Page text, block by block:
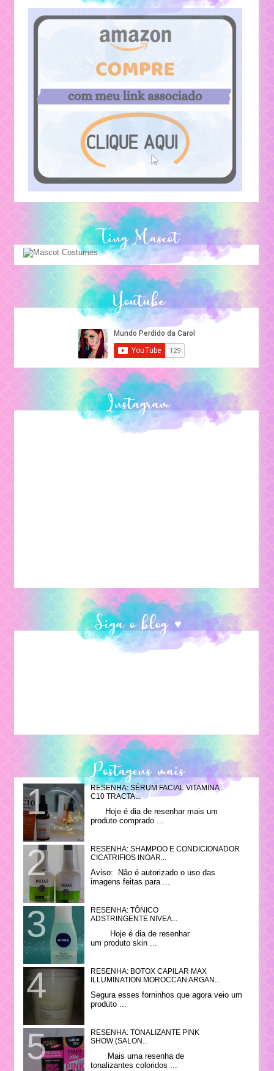
Ting Mascot
Youtube
Instagram
Siga o blog ♥
Postagens mais
visitadas
RESENHA: SÉRUM FACIAL VITAMINA
C10 TRACTA...
Hoje é dia de resenhar mais um
produto comprado ...
RESENHA: SHAMPOO E CONDICIONADOR
CICATRIFIOS INOAR...
Aviso: Não é autorizado o uso das
imagens feitas para ...
RESENHA: TÔNICO
ADSTRINGENTE NIVEA...
Hoje é dia de resenhar
um produto skin ...
RESENHA: BOTOX CAPILAR MAX
ILLUMINATION MOROCCAN ARGAN...
Segura esses forninhos que agora veio um
produto ...
RESENHA: TONALIZANTE PINK
SHOW (SALON...
Mais uma resenha de
tonalizantes coloridos ...